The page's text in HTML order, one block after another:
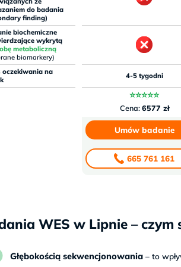
do badania
finding)
biochemiczne
wykrytą
metaboliczną
biomarkery)
oczekiwania na
4-5 tygodni
⭐⭐⭐⭐⭐
Cena:6577 zł
Umów badanie
665 761 161
WES w Lipnie – czym
Głębokością sekwencjonowania – to